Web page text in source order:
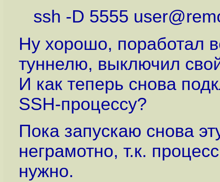
ssh -D 5555
Ну хорошо, поработал
туннелю, выключил
И как теперь снова
SSH-процессу?
Пока запускаю снова
неграмотно, т.к.
нужно.